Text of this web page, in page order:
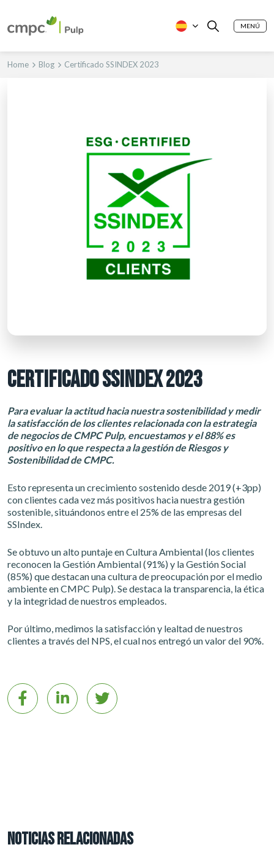
MENÚ
Home Blog Certificado SSINDEX 2023
CERTIFICADO SSINDEX 2023
Para evaluar la actitud hacia nuestra sostenibilidad y medir
la satisfacción de los clientes relacionada con la estrategia
de negocios de CMPC Pulp, encuestamos y el 88% es
positivo en lo que respecta a la gestión de Riesgos y
Sostenibilidad de CMPC.
Esto representa un crecimiento sostenido desde 2019 (+3pp)
con clientes cada vez más positivos hacia nuestra gestión
sostenible, situándonos entre el 25% de las empresas del
SSIndex.
Se obtuvo un alto puntaje en Cultura Ambiental (los clientes
reconocen la Gestión Ambiental (91%) y la Gestión Social
(85%) que destacan una cultura de preocupación por el medio
ambiente en CMPC Pulp). Se destaca la transparencia, la ética
y la integridad de nuestros empleados.
Por último, medimos la satisfacción y lealtad de nuestros
clientes a través del NPS, el cual nos entregó un valor del 90%.
NOTICIAS RELACIONADAS